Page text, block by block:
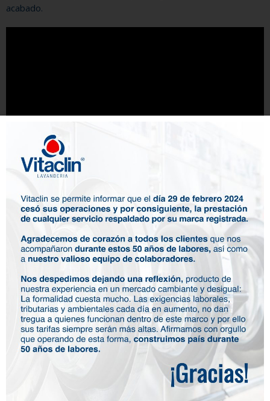
acabado.
Contáctanos
Un ejemplo de las prendas que te lavamos